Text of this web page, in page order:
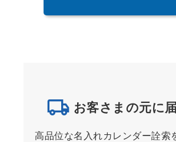
お客さまの元に
高品位な名入れカレンダー詮索